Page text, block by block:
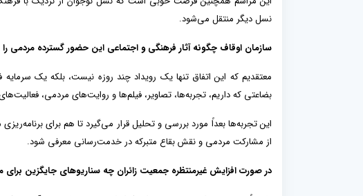
نسل دیگر منتقل می‌شود.
سازمان اوقاف چگونه آثار فرهنگی و اجتماعی این حضور گسترده مردمی
معتقدیم که این اتفاق تنها یک رویداد چند روزه نیست، بلکه یک
بضاعتی که داریم، تجربه‌ها، تصاویر، فیلم‌ها و روایت‌های مردمی،
این تجربه‌ها بعداً مورد بررسی و تحلیل قرار می‌گیرد تا هم برای
از مشارکت مردمی و نقش بقاع متبرکه در خدمت‌رسانی معرفی شود.
در صورت افزایش غیرمنتظره جمعیت زائران چه سناریوهای جایگزین